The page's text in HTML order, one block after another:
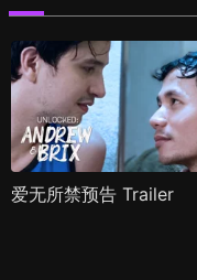
爱无所禁预告 Trailer